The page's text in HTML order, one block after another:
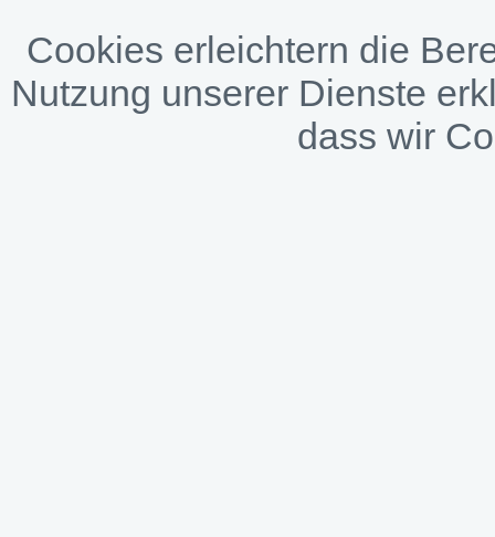
Cookies erleichtern die
Nutzung unserer Dienste
dass wir